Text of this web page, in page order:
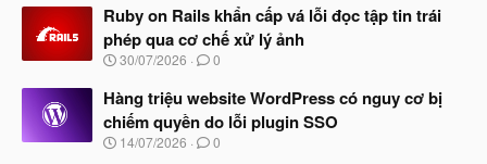
đ
ầ
u
à
b
ắ
đ
ầ
u
Ruby on Rails khẩn cấp vá lỗi đọc tập tin trái
phép qua cơ chế xử lý ảnh
N
à
y
b
ắ
30/07/2026 0
Hàng triệu website WordPress có nguy cơ bị
chiếm quyền do lỗi plugin SSO
N
14/07/2026 0